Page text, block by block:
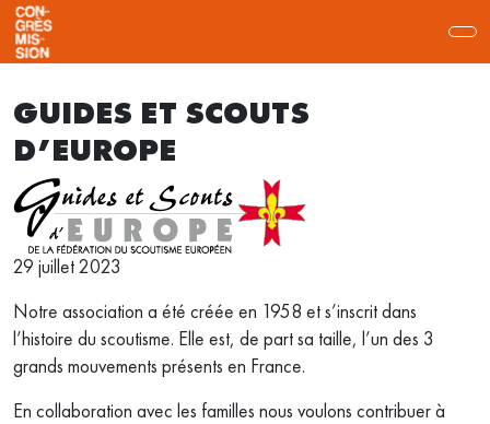
GUIDES ET SCOUTS
D’EUROPE
29 juillet 2023
Notre association a été créée en 1958 et s’inscrit dans
l’histoire du scoutisme. Elle est, de part sa taille, l’un des 3
grands mouvements présents en France.
En collaboration avec les familles nous voulons contribuer à